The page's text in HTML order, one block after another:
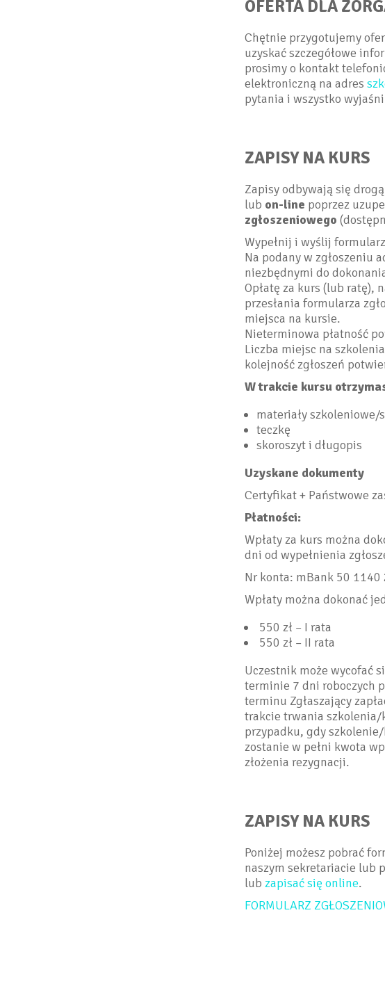
OFERTA DLA
Chętnie przygotujemy
uzyskać szczegółowe
prosimy o kontakt
elektroniczną na adres
pytania i wszystko
ZAPISY NA KURS
Zapisy odbywają się
lub on-line poprzez
zgłoszeniowego
Wypełnij i wyślij
Na podany w zgłoszeniu
niezbędnymi do
Opłatę za kurs (lub ratę),
przesłania formularza
miejsca na kursie.
Nieterminowa płatność
Liczba miejsc na
kolejność zgłoszeń
W trakcie kursu
materiały szkoleniowe/
teczkę
skoroszyt i długopis
Uzyskane dokumenty
Certyfikat + Państwowe
Płatności:
Wpłaty za kurs można
dni od wypełnienia
Nr konta: mBank 50
Wpłaty można dokonać
550 zł – I rata
550 zł – II rata
Uczestnik może wycofać
terminie 7 dni roboczych
terminu Zgłaszający
trakcie trwania szkolenia/
przypadku, gdy
zostanie w pełni kwota
złożenia rezygnacji.
ZAPISY NA KURS
Poniżej możesz pobrać
naszym sekretariacie lub
lub zapisać się online.
FORMULARZ